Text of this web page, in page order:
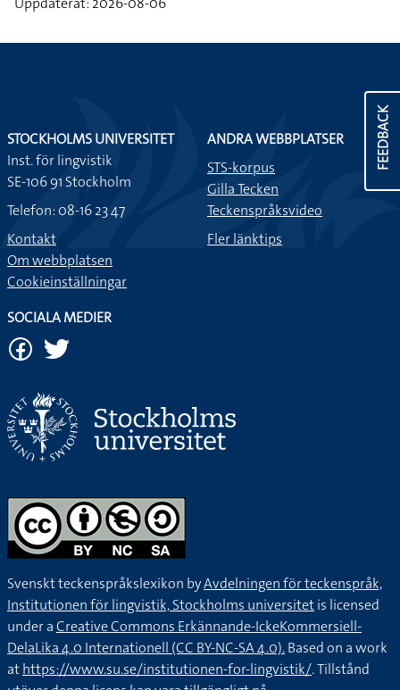
FEEDBACK
STOCKHOLMS UNIVERSITET
Inst. för lingvistik
SE-106 91 Stockholm
Telefon: 08-16 23 47
Kontakt
Om webbplatsen
Cookieinställningar
ANDRA WEBBPLATSER
STS-korpus
Gilla Tecken
Teckenspråksvideo
Fler länktips
SOCIALA MEDIER
Svenskt teckenspråkslexikon byAvdelningen för teckenspråk,
Institutionen för lingvistik, Stockholms universitetis licensed
under aCreative Commons Erkännande-IckeKommersiell-
DelaLika 4.0 Internationell (CC BY-NC-SA 4.0).Based on a work
athttps://www.su.se/institutionen-for-lingvistik/. Tillstånd